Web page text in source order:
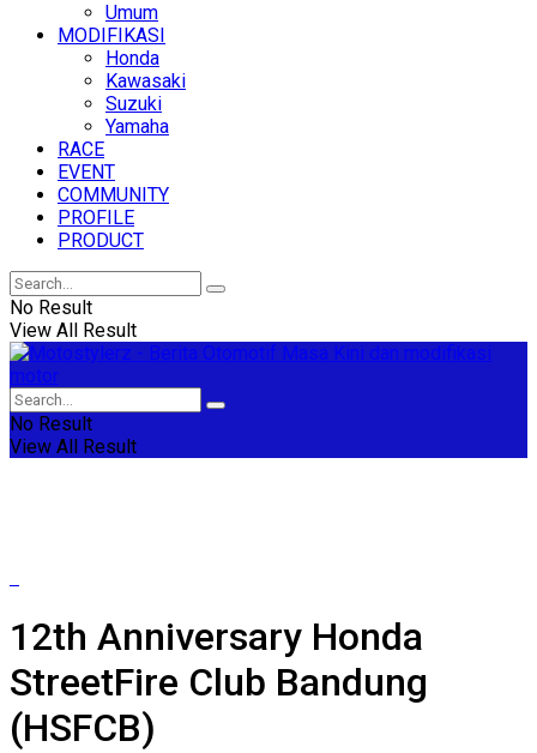
Umum
MODIFIKASI
Honda
Kawasaki
Suzuki
Yamaha
RACE
EVENT
COMMUNITY
PROFILE
PRODUCT
No Result
View All Result
No Result
View All Result
12th Anniversary Honda
StreetFire Club Bandung
(HSFCB)